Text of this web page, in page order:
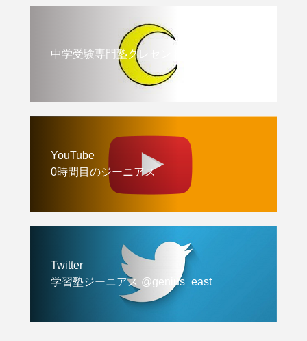
中学受験専門塾クレセント
YouTube
0時間目のジーニアス
Twitter
学習塾ジーニアス @genius_east